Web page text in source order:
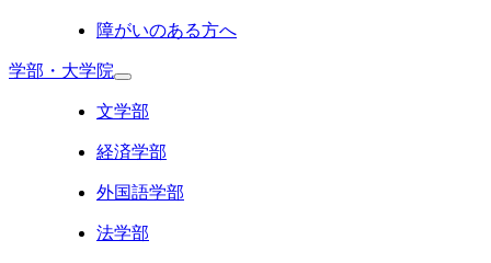
障がいのある方へ
学部・大学院
文学部
経済学部
外国語学部
法学部